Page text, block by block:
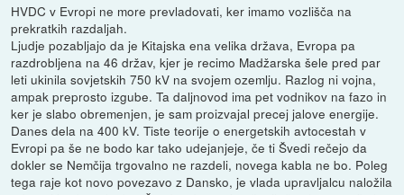
HVDC v Evropi ne more prevladovati, ker imamo vozlišča na
prekratkih razdaljah.
Ljudje pozabljajo da je Kitajska ena velika država, Evropa pa
razdrobljena na 46 držav, kjer je recimo Madžarska šele pred par
leti ukinila sovjetskih 750 kV na svojem ozemlju. Razlog ni vojna,
ampak preprosto izgube. Ta daljnovod ima pet vodnikov na fazo in
ker je slabo obremenjen, je sam proizvajal precej jalove energije.
Danes dela na 400 kV. Tiste teorije o energetskih avtocestah v
Evropi pa še ne bodo kar tako udejanjeje, če ti Švedi rečejo da
dokler se Nemčija trgovalno ne razdeli, novega kabla ne bo. Poleg
tega raje kot novo povezavo z Dansko, je vlada upravljalcu naložila